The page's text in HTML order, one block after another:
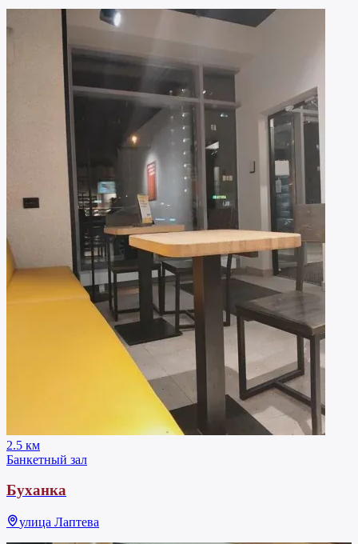
2.5 км
Банкетный зал
Буханка
улица Лаптева